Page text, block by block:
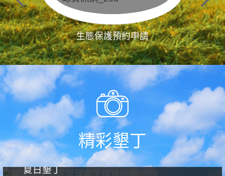
生態保護預約申請
精彩墾丁
夏日墾丁